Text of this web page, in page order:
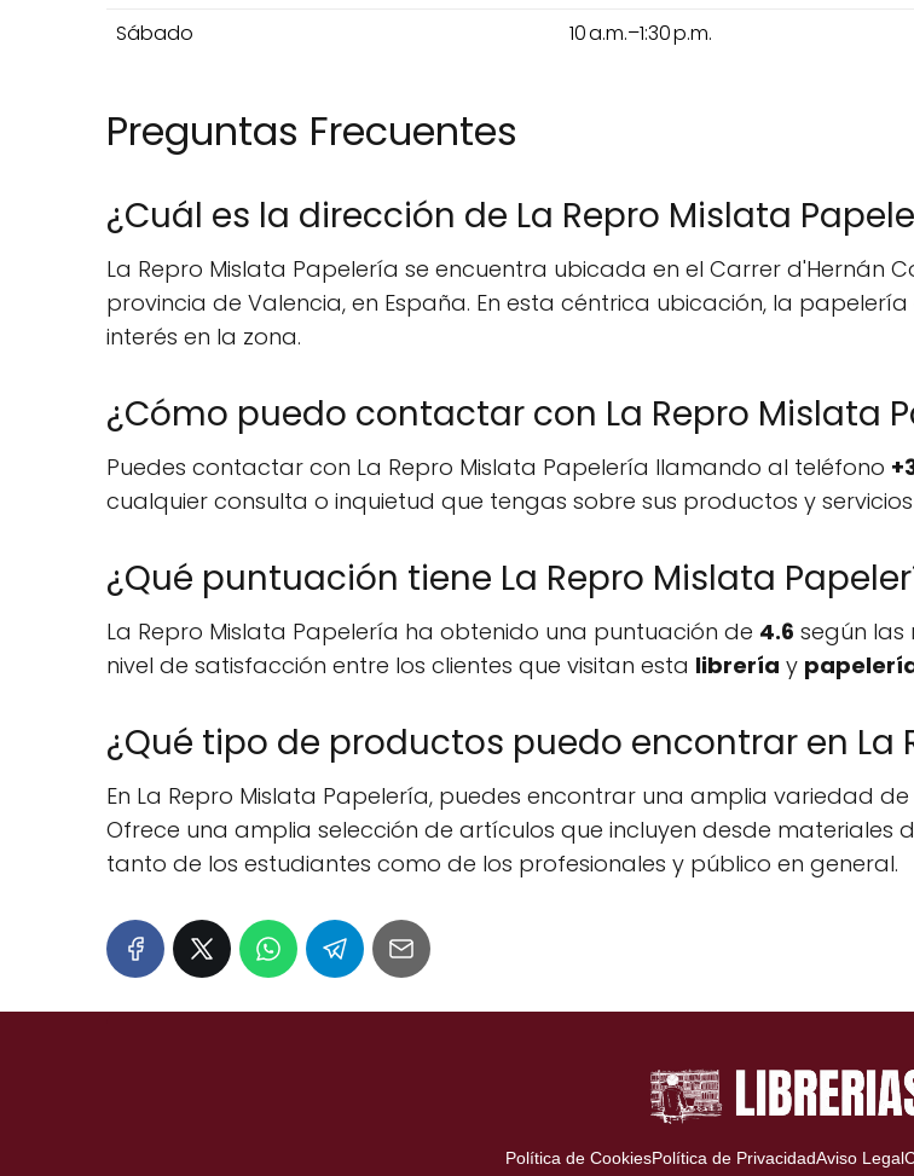
Sábado
10 a.m.–1:30 p.m.
Preguntas Frecuentes
¿Cuál es la dirección de La Repro Mislata
La Repro Mislata Papelería se encuentra ubicada en el Carrer d'Hernán
provincia de Valencia, en España. En esta céntrica ubicación, la
interés en la zona.
¿Cómo puedo contactar con La Repro Mislata
Puedes contactar con La Repro Mislata Papelería llamando al teléfono
cualquier consulta o inquietud que tengas sobre sus productos y
¿Qué puntuación tiene La Repro Mislata
La Repro Mislata Papelería ha obtenido una puntuación de 4.6 según las
nivel de satisfacción entre los clientes que visitan esta librería y
¿Qué tipo de productos puedo encontrar en La
En La Repro Mislata Papelería, puedes encontrar una amplia variedad
Ofrece una amplia selección de artículos que incluyen desde materiales
tanto de los estudiantes como de los profesionales y público en general.
Política de CookiesPolítica de PrivacidadAviso Legal